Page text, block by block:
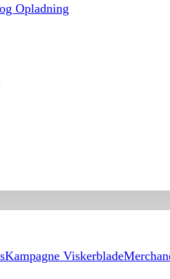
Opladning
Kampagne Viskerblade